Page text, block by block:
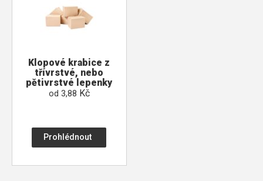
Klopové krabice z
třívrstvé, nebo
pětivrstvé lepenky
od 3,88 Kč
Prohlédnout